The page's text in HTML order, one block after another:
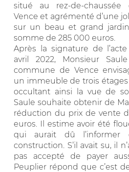
situé au rez-de-chaussée
Vence et agrémenté d’une
sur un beau et grand
somme de 285 000 euros.
Après la signature de
avril 2022, Monsieur
commune de Vence
un immeuble de trois étages
occultant ainsi la vue de
Saule souhaite obtenir de
réduction du prix de vente
euros. Il estime avoir été
qui aurait dû
construction. S’il avait su, il
pas accepté de payer
Peuplier répond que c’est